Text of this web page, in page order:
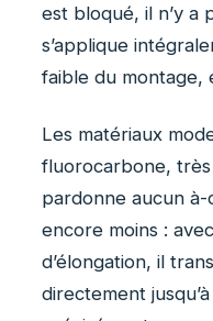
est bloqué, il n’y a
s’applique
faible du montage,
Les matériaux
fluorocarbone,
pardonne aucun
encore moins :
d’élongation, il
directement jusqu’à